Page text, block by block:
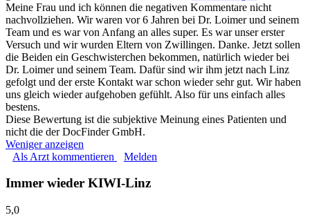
Meine Frau und ich können die negativen Kommentare nicht
nachvollziehen. Wir waren vor 6 Jahren bei Dr. Loimer und seinem
Team und es war von Anfang an alles super. Es war unser erster
Versuch und wir wurden Eltern von Zwillingen. Danke. Jetzt sollen
die Beiden ein Geschwisterchen bekommen, natürlich wieder bei
Dr. Loimer und seinem Team. Dafür sind wir ihm jetzt nach Linz
gefolgt und der erste Kontakt war schon wieder sehr gut. Wir haben
uns gleich wieder aufgehoben gefühlt. Also für uns einfach alles
bestens.
Diese Bewertung ist die subjektive Meinung eines Patienten und
nicht die der DocFinder GmbH.
Weniger anzeigen
Als Arzt kommentieren
Melden
Immer wieder KIWI-Linz
5,0